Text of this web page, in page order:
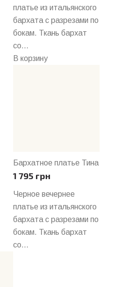
платье из итальянского
бархата с разрезами по
бокам. Ткань бархат
со...
В корзину
Бархатное платье Тина
1 795 грн
Черное вечернее
платье из итальянского
бархата с разрезами по
бокам. Ткань бархат
со...